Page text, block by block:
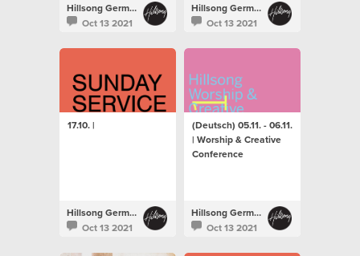
Hillsong Germany
Oct 13 2021
Hillsong Germany
Oct 13 2021
17.10. |
Hillsong Germany
Oct 13 2021
(Deutsch) 05.11. - 06.11.
| Worship & Creative
Conference
Hillsong Germany
Oct 13 2021